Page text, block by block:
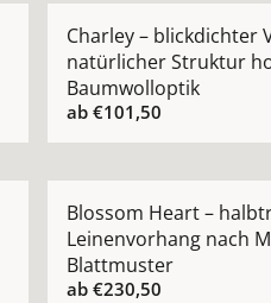
Charley – blickdichter
natürlicher Struktur
Baumwolloptik
ab€101,50
Blossom Heart –
Leinenvorhang nach
Blattmuster
ab€230,50